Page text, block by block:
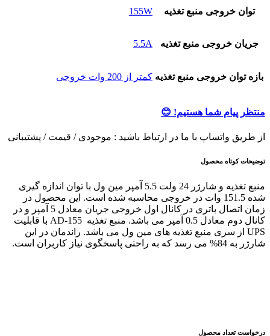
توان خروجی منبع تغذیه 155W
جریان خروجی منبع تغذیه 5.5A
بازه توان خروجی منبع تغذیه کمتر از 200 وات خروجی
منتظر پیام شما هستیم! 😊
از طریق واتساپ با ما در ارتباط باشید : موجودی / قیمت / پشتیبانی
توضیحات کوتاه محصول
منبع تغذیه و شارژر 24 ولت 5.5 آمپر مین ول با توان اندازه گیری
شده 151.5 وات در خروجی محاسبه شده است. این محصول در
زمان اتصال باتری در کانال اول خروجی جریان معادل 5 آمپر و در
کانال دوم معادل 0.5 آمپر می باشد. منبع تغذیه AD-155 با قابلیت
UPS از سری منبع تغذیه های مین ول می باشد. راندمان در این
شارژر به 84% می رسد که به راحتی پاسخگوی نیاز کاربران است.
درخواست تعداد محصول